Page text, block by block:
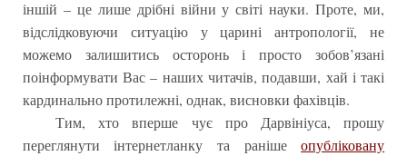
іншій – це лише дрібні війни у світі науки. Проте, ми,
відслідковуючи ситуацію у царині антропології, не
можемо залишитись осторонь і просто зобов’язані
поінформувати Вас – наших читачів, подавши, хай і такі
кардинально протилежні, однак, висновки фахівців.
Тим, хто вперше чує про Дарвініуса, прошу
переглянути інтернетланку та ранішеопубліковану